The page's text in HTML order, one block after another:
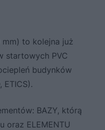
mm) to kolejna już
startowych PVC
budynków
ETICS).
BAZY, którą
oraz ELEMENTU